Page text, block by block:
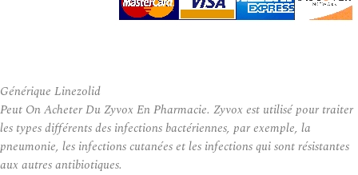
Générique Linezolid
Peut On Acheter Du Zyvox En Pharmacie. Zyvox est utilisé pour traiter
les types différents des infections bactériennes, par exemple, la
pneumonie, les infections cutanées et les infections qui sont résistantes
aux autres antibiotiques.